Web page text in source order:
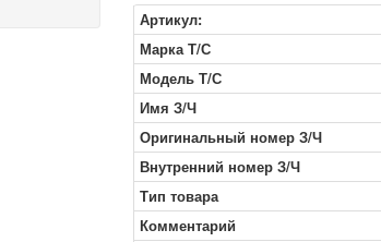
Артикул:
Марка Т/С
Модель Т/С
Имя З/Ч
Оригинальный номер З/Ч
Внутренний номер З/Ч
Тип товара
Комментарий